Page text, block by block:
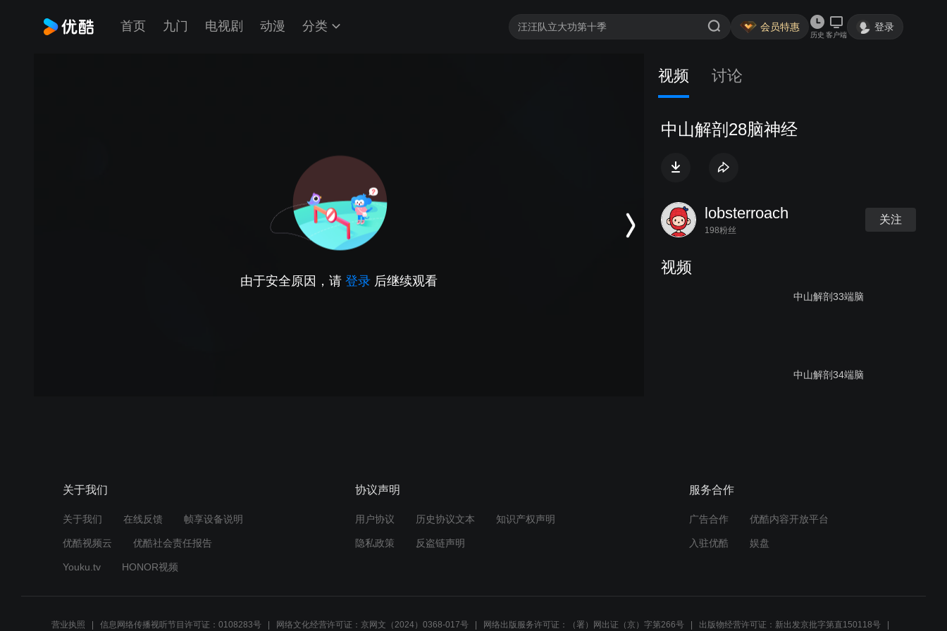
首页 九门 电视剧 动漫 分类 会员特惠
历史 客户端
登录
由于安全原因，请 登录 后继续观看
视频 讨论
中山解剖28脑神经
lobsterroach
198粉丝
关注
视频
中山解剖33端脑
中山解剖34端脑
关于我们
关于我们 在线反馈 帧享设备说明
优酷视频云 优酷社会责任报告
Youku.tv HONOR视频
协议声明
用户协议 历史协议文本 知识产权声明
隐私政策 反盗链声明
服务合作
广告合作 优酷内容开放平台
入驻优酷 娱盘
营业执照 信息网络传播视听节目许可证：0108283号 网络文化经营许可证：京网文（2024）0368-017号 网络出版服务许可证：（署）网出证（京）字第266号 出版物经营许可证：新出发京批字第直150118号